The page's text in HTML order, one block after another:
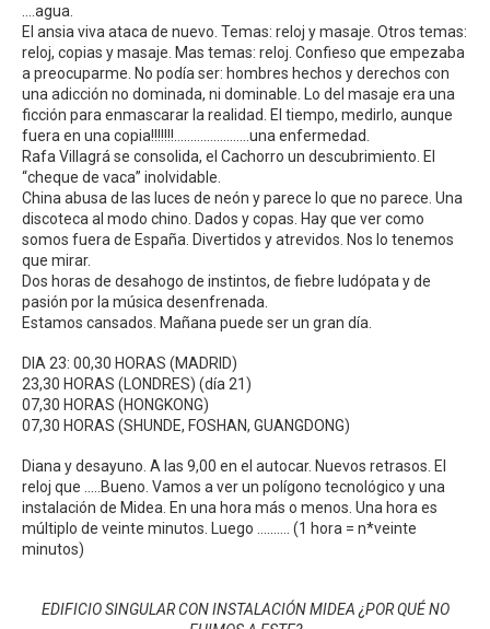
….agua.
El ansia viva ataca de nuevo. Temas: reloj y masaje. Otros temas:
reloj, copias y masaje. Mas temas: reloj. Confieso que empezaba
a preocuparme. No podía ser: hombres hechos y derechos con
una adicción no dominada, ni dominable. Lo del masaje era una
ficción para enmascarar la realidad. El tiempo, medirlo, aunque
fuera en una copia!!!!!!!…………………..una enfermedad.
Rafa Villagrá se consolida, el Cachorro un descubrimiento. El
“cheque de vaca” inolvidable.
China abusa de las luces de neón y parece lo que no parece. Una
discoteca al modo chino. Dados y copas. Hay que ver como
somos fuera de España. Divertidos y atrevidos. Nos lo tenemos
que mirar.
Dos horas de desahogo de instintos, de fiebre ludópata y de
pasión por la música desenfrenada.
Estamos cansados. Mañana puede ser un gran día.
DIA 23: 00,30 HORAS (MADRID)
23,30 HORAS (LONDRES) (día 21)
07,30 HORAS (HONGKONG)
07,30 HORAS (SHUNDE, FOSHAN, GUANGDONG)
Diana y desayuno. A las 9,00 en el autocar. Nuevos retrasos. El
reloj que …..Bueno. Vamos a ver un polígono tecnológico y una
instalación de Midea. En una hora más o menos. Una hora es
múltiplo de veinte minutos. Luego ………. (1 hora = n*veinte
minutos)
EDIFICIO SINGULAR CON INSTALACIÓN MIDEA ¿POR QUÉ NO